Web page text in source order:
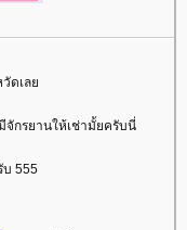
วัดเล
กรยานให้เช่ามั้ยครับนี่
บ 555